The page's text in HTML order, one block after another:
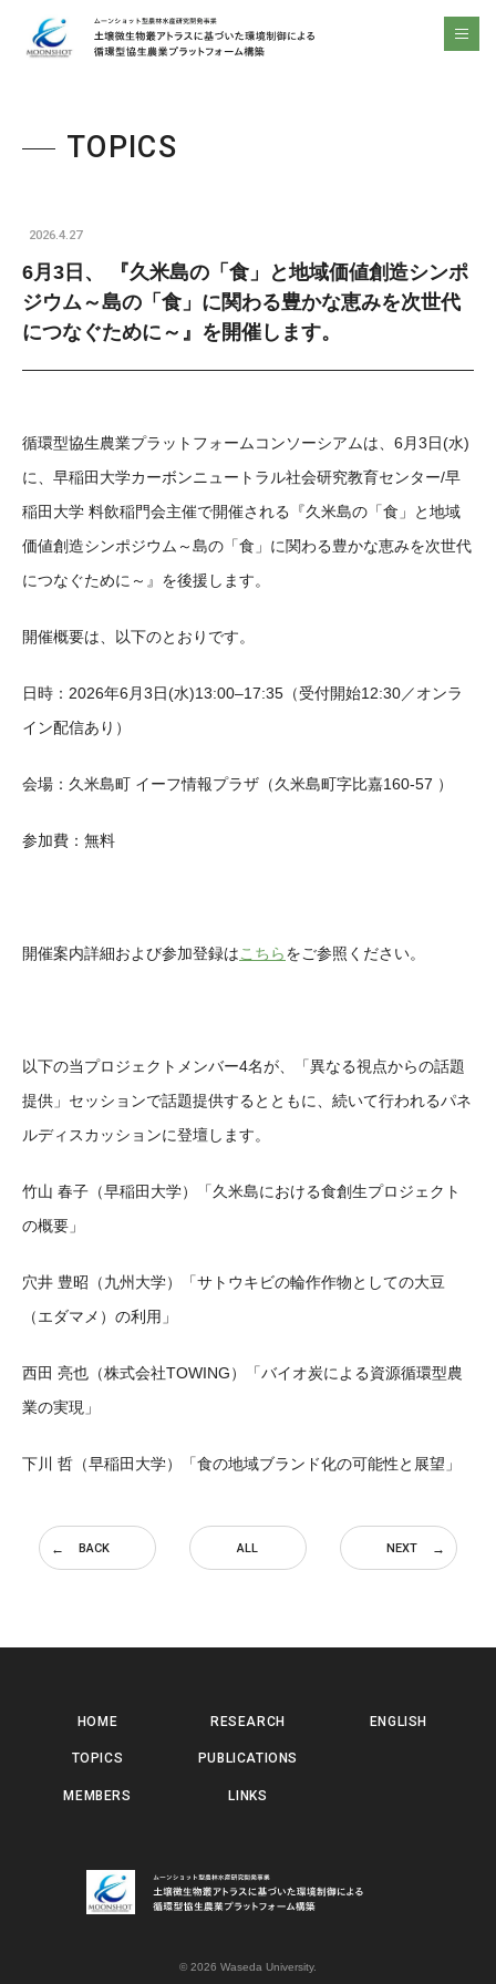
TOPICS
2026.4.27
6月3日、 『久米島の「食」と地域価値創造シンポ
ジウム～島の「食」に関わる豊かな恵みを次世代
につなぐために～』を開催します。
循環型協生農業プラットフォームコンソーシアムは、6月3日(水)
に、早稲田大学カーボンニュートラル社会研究教育センター/早
稲田大学 料飲稲門会主催で開催される『久米島の「食」と地域
価値創造シンポジウム～島の「食」に関わる豊かな恵みを次世代
につなぐために～』を後援します。
開催概要は、以下のとおりです。
日時：2026年6月3日(水)13:00–17:35（受付開始12:30／オンラ
イン配信あり）
会場：久米島町 イーフ情報プラザ（久米島町字比嘉160-57 ）
参加費：無料
開催案内詳細および参加登録はこちらをご参照ください。
以下の当プロジェクトメンバー4名が、「異なる視点からの話題
提供」セッションで話題提供するとともに、続いて行われるパネ
ルディスカッションに登壇します。
竹山 春子（早稲田大学）「久米島における食創生プロジェクト
の概要」
穴井 豊昭（九州大学）「サトウキビの輪作作物としての大豆
（エダマメ）の利用」
西田 亮也（株式会社TOWING）「バイオ炭による資源循環型農
業の実現」
下川 哲（早稲田大学）「食の地域ブランド化の可能性と展望」
BACK ALL NEXT
HOME
TOPICS
MEMBERS
RESEARCH
PUBLICATIONS
LINKS
ENGLISH
© 2026 Waseda University.